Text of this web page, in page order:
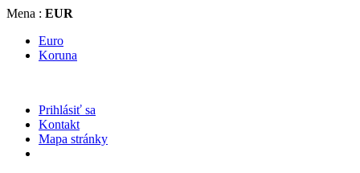
Mena : EUR
Euro
Koruna
Prihlásiť sa
Kontakt
Mapa stránky